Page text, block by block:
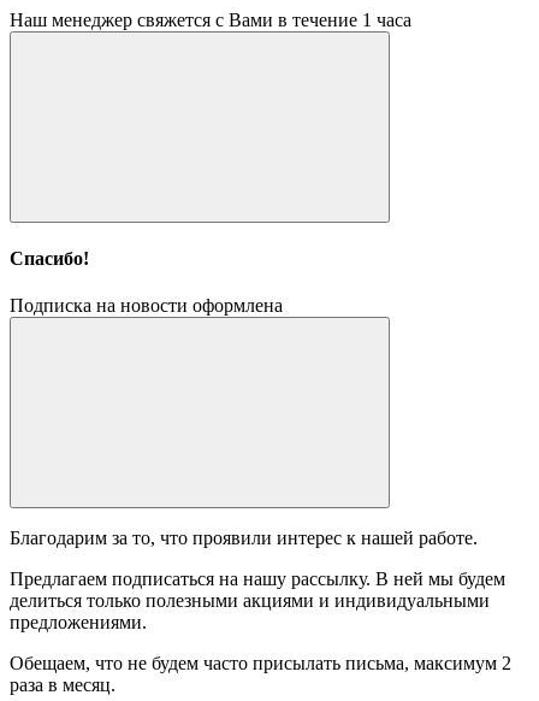
Наш менеджер свяжется с Вами в течение 1 часа
Спасибо!
Подписка на новости оформлена
Благодарим за то, что проявили интерес к нашей работе.
Предлагаем подписаться на нашу рассылку. В ней мы будем
делиться только полезными акциями и индивидуальными
предложениями.
Обещаем, что не будем часто присылать письма, максимум 2
раза в месяц.